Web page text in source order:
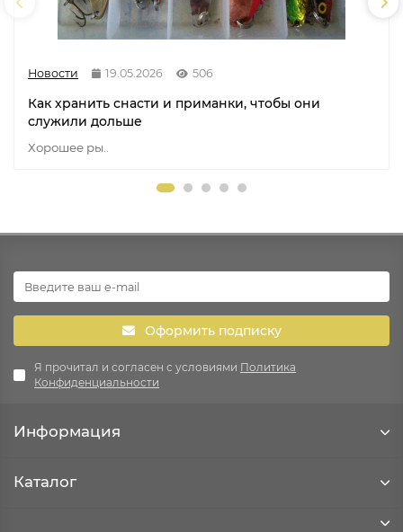
Новости 19.05.2026 506
Как хранить снасти и приманки, чтобы они
служили дольше
Хорошее ры..
Оформить подписку
Я прочитал и согласен с условиями Политика
Конфиденциальности
Информация
Каталог